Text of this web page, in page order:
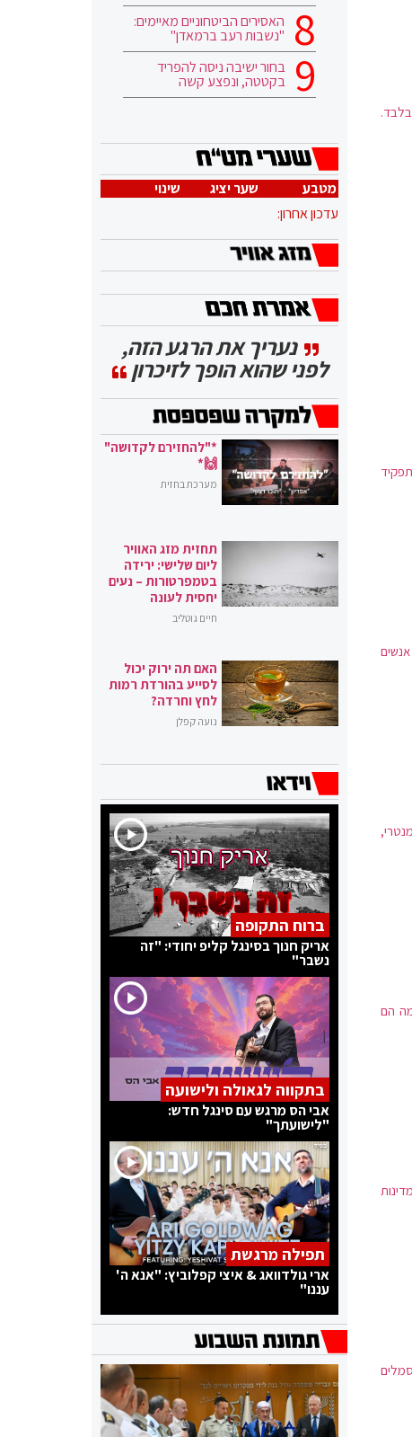
ר' ברוך קבנובסקי, בן 50 בסה"כ מהעיר פערם, נפטר לאחר סיבוכי קורונה והוא בן 50 בלבד.
מגבלות התקהלות באירועים פרטיים או בבתים: עד 100 אנשים במקום פתוח ועד 50 אנשים
הם
האסירים הביטחוניים מאיימים:
"נשבות רעב ברמאדן"
בחור ישיבה ניסה להפריד
בקטטה, ונפצע קשה
מטבע שער יציג
שינוי
עדכון אחרון:
נעריך את הרגע הזה,
לפני שהוא הופך לזיכרון
*"להחזירם לקדושה"
🙌*
מערכת בחזית
תחזית מזג האוויר
ליום שלישי: ירידה
בטמפרטורות – נעים
יחסית לעונה
חיים גוטליב
האם תה ירוק יכול
לסייע בהורדת רמות
לחץ וחרדה?
נועה קפלן
ברוח התקופה
אריק חנוך בסינגל קליפ יחודי: "זה
נשבר"
בתקווה לגאולה ולישועה
אבי הס מרגש עם סינגל חדש:
"לישועתך"
תפילה מרגשת
ארי גולדוואג & איצי קפלוביץ: "אנא ה'
עננו"